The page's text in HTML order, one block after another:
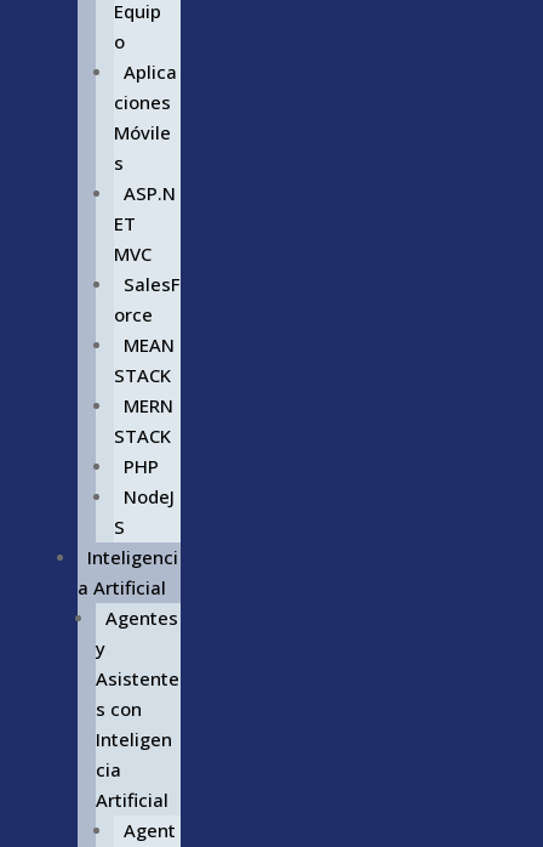
Equip
o
Aplica
ciones
Móvile
s
ASP.N
ET
MVC
SalesF
orce
MEAN
STACK
MERN
STACK
PHP
NodeJ
S
Inteligenci
a Artificial
Agentes
y
Asistente
s con
Inteligen
cia
Artificial
Agent